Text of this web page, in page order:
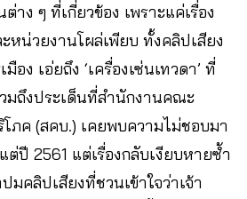
าง ๆ ที่เกี่ยวข้อง เพราะแค่เรื่อง
หน่วยงานโผล่เพียบ ทั้งคลิปเสียง
ง เอ่ยถึง ‘เครื่องเซ่นเทวดา’ ที่
มถึงประเด็นที่สำนักงานคณะ
ภค (สคบ.) เคยพบความไม่ชอบมา
ปี 2561 แต่เรื่องกลับเงียบหายซ้ำ
มคลิปเสียงที่ชวนเข้าใจว่าเจ้า